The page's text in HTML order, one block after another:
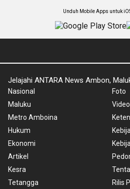
Unduh Mobile Apps untuk
Jelajahi ANTARA News Ambon,
Nasional
Maluku
Metro Amboina
Hukum
Ekonomi
Artikel
Kesra
Tetangga
Foto
Video
Rilis